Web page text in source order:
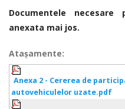
Documentele
anexata mai jos.
Ataşamente:
Anexa 2 - Cererea de
autovehiculelor uzate.pdf